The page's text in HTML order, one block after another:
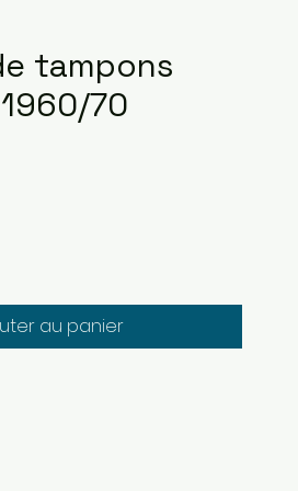
tampons
70
au panier